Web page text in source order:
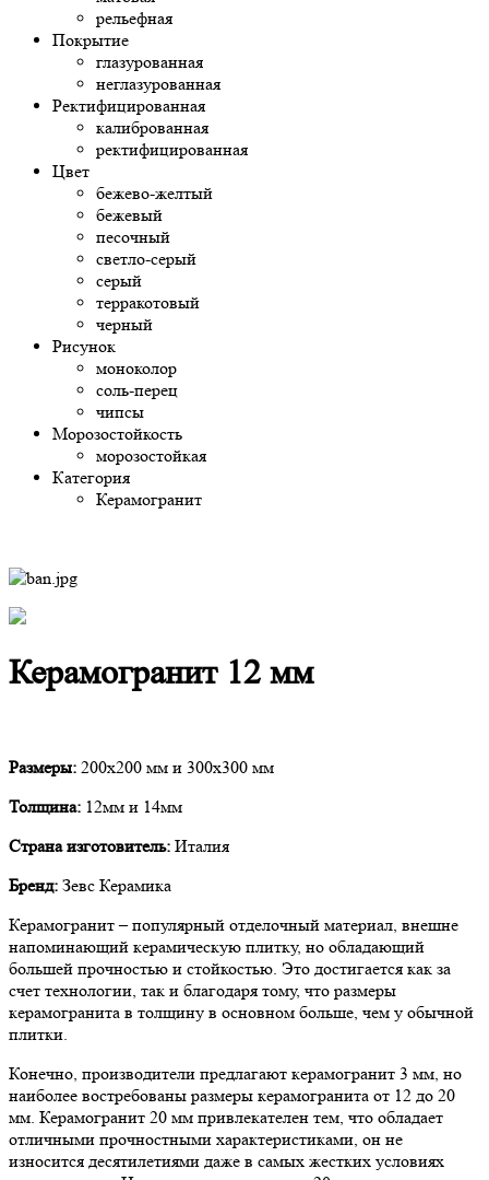
рельефная
Покрытие
глазурованная
неглазурованная
Ректифицированная
калиброванная
ректифицированная
Цвет
бежево-желтый
бежевый
песочный
светло-серый
серый
терракотовый
черный
Рисунок
моноколор
соль-перец
чипсы
Морозостойкость
морозостойкая
Категория
Керамогранит
Керамогранит 12 мм
Размеры: 200х200 мм и 300х300 мм
Толщина: 12мм и 14мм
Страна изготовитель: Италия
Бренд: Зевс Керамика
Керамогранит – популярный отделочный материал, внешне
напоминающий керамическую плитку, но обладающий
большей прочностью и стойкостью. Это достигается как за
счет технологии, так и благодаря тому, что размеры
керамогранита в толщину в основном больше, чем у обычной
плитки.
Конечно, производители предлагают керамогранит 3 мм, но
наиболее востребованы размеры керамогранита от 12 до 20
мм. Керамогранит 20 мм привлекателен тем, что обладает
отличными прочностными характеристиками, он не
износится десятилетиями даже в самых жестких условиях